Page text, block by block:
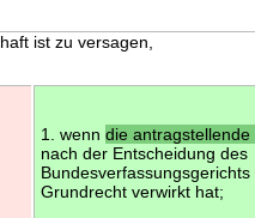
ist zu versagen,
1. wenndie antragstellende
nach der Entscheidung des
Bundesverfassungsgerichts
Grundrecht verwirkt hat;